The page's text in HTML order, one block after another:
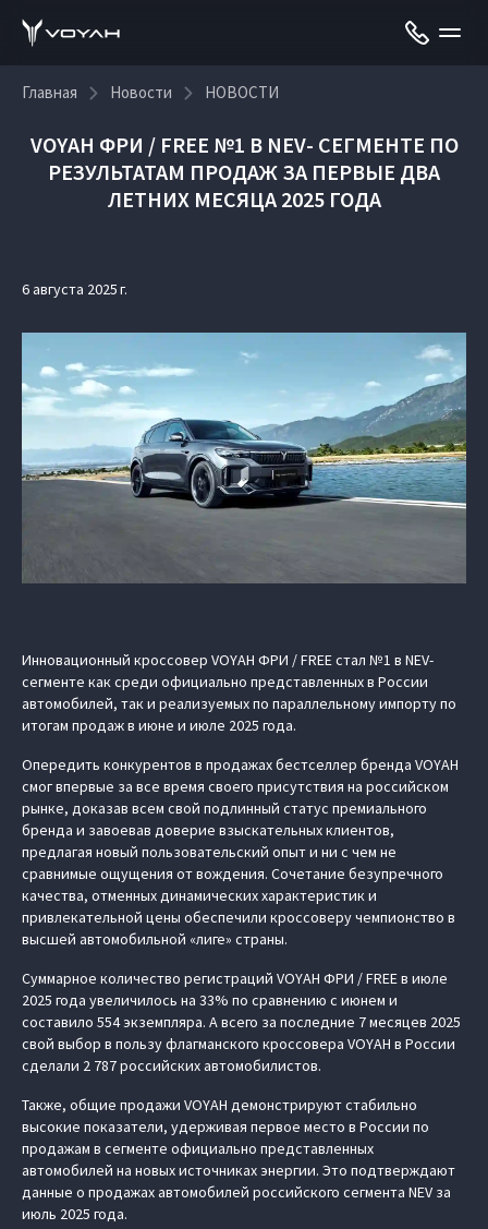
Главная Новости НОВОСТИ
VOYAH ФРИ / FREE №1 В NEV- СЕГМЕНТЕ ПО
РЕЗУЛЬТАТАМ ПРОДАЖ ЗА ПЕРВЫЕ ДВА
ЛЕТНИХ МЕСЯЦА 2025 ГОДА
6 августа 2025 г.
Инновационный кроссовер VOYAH ФРИ / FREE стал №1 в NEV-
сегменте как среди официально представленных в России
автомобилей, так и реализуемых по параллельному импорту по
итогам продаж в июне и июле 2025 года.
Опередить конкурентов в продажах бестселлер бренда VOYAH
смог впервые за все время своего присутствия на российском
рынке, доказав всем свой подлинный статус премиального
бренда и завоевав доверие взыскательных клиентов,
предлагая новый пользовательский опыт и ни с чем не
сравнимые ощущения от вождения. Сочетание безупречного
качества, отменных динамических характеристик и
привлекательной цены обеспечили кроссоверу чемпионство в
высшей автомобильной «лиге» страны.
Суммарное количество регистраций VOYAH ФРИ / FREE в июле
2025 года увеличилось на 33% по сравнению с июнем и
составило 554 экземпляра. А всего за последние 7 месяцев 2025
свой выбор в пользу флагманского кроссовера VOYAH в России
сделали 2 787 российских автомобилистов.
Также, общие продажи VOYAH демонстрируют стабильно
высокие показатели, удерживая первое место в России по
продажам в сегменте официально представленных
автомобилей на новых источниках энергии. Это подтверждают
данные о продажах автомобилей российского сегмента NEV за
июль 2025 года.